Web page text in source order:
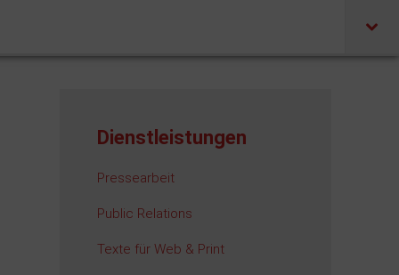
Dienstleistungen
Pressearbeit
Public Relations
Texte für Web & Print